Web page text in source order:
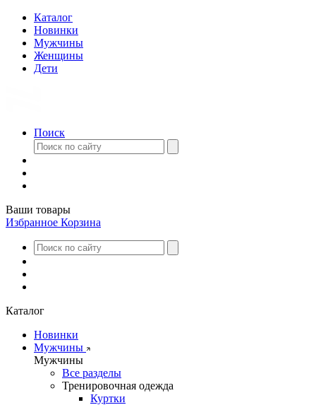
Каталог
Новинки
Мужчины
Женщины
Дети
Поиск
Ваши товары
Избранное Корзина
Каталог
Новинки
Мужчины
Мужчины
Все разделы
Тренировочная одежда
Куртки